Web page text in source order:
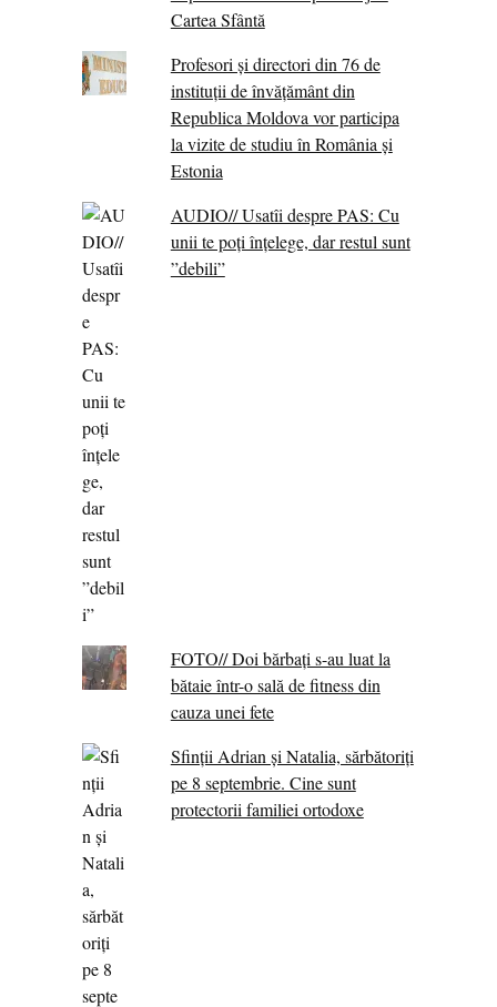
Cartea Sfântă
Profesori și directori din 76 de
instituții de învățământ din
Republica Moldova vor participa
la vizite de studiu în România și
Estonia
AUDIO// Usatîi despre PAS: Cu
unii te poți înțelege, dar restul sunt
”debili”
FOTO// Doi bărbați s-au luat la
bătaie într-o sală de fitness din
cauza unei fete
Sfinții Adrian și Natalia, sărbătoriți
pe 8 septembrie. Cine sunt
protectorii familiei ortodoxe